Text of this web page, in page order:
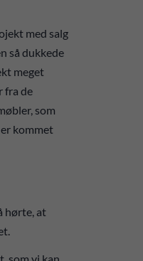
med salg
så dukkede
meget
fra de
som
er kommet
hørte, at